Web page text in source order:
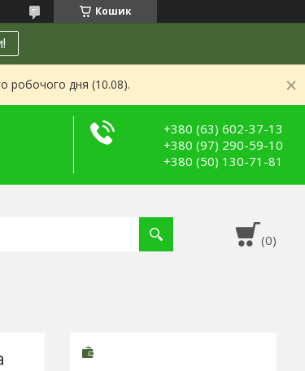
Кошик
робочого дня (10.08).
+380 (63) 602-37-13
+380 (97) 290-59-10
+380 (50) 130-71-81